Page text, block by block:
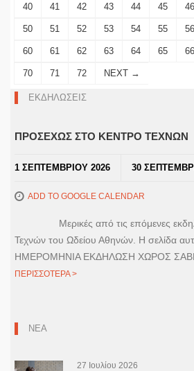
40 41 42 43 44 45 46
50 51 52 53 54 55 56
60 61 62 63 64 65 66
70 71 72 NEXT →
ΕΚΔΗΛΩΣΕΙΣ
ΠΡΟΣΕΧΩΣ ΣΤΟ ΚΕΝΤΡΟ ΤΕΧΝΩΝ
1 ΣΕΠΤΕΜΒΡΙΟΥ 2026 30
ADD TO GOOGLE CALENDAR
Μερικές από τις επόμενες
Τεχνών του Ωδείου Αθηνών. Η σελίδα
ΗΜΕΡΟΜΗΝΙΑ ΕΚΔΗΛΩΣΗ ΧΩΡΟΣ
ΠΕΡΙΣΣΟΤΕΡΑ >
ΝΕΑ
27 Ιουλίου 2026